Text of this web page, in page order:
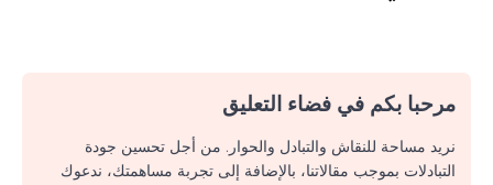
مرحبا بكم في فضاء التعليق
نريد مساحة للنقاش والتبادل والحوار. من أجل تحسين جودة
التبادلات بموجب مقالاتنا، بالإضافة إلى تجربة مساهمتك، ندعوك